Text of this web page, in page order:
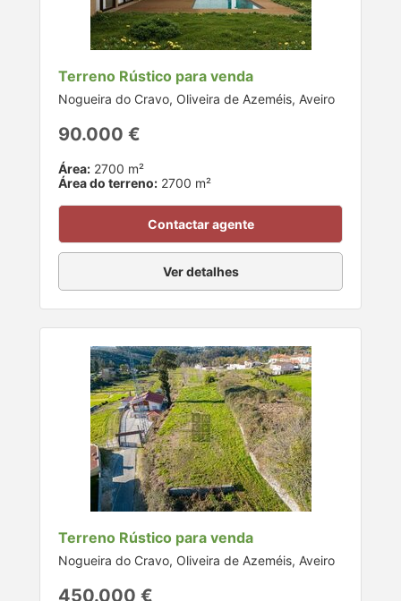
Terreno Rústico para venda
Nogueira do Cravo, Oliveira de Azeméis, Aveiro
90.000 €
Área: 2700 m²
Área do terreno: 2700 m²
Contactar agente
Ver detalhes
Terreno Rústico para venda
Nogueira do Cravo, Oliveira de Azeméis, Aveiro
450.000 €